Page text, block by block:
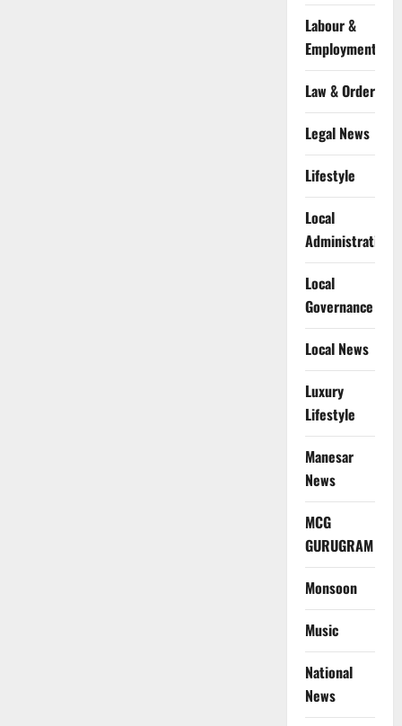
Labour &
Employment
Law & Order
Legal News
Lifestyle
Local
Administration
Local
Governance
Local News
Luxury
Lifestyle
Manesar
News
MCG
GURUGRAM
Monsoon
Music
National
News